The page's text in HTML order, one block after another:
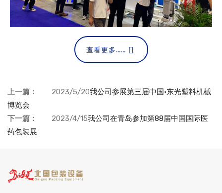
查看更多……
上一篇： 2023/5/20我公司参展第三届中国·东光塑料机械
博览会
下一篇：
2023/4/15我公司在青岛参加第88届中国国际医
药包装展